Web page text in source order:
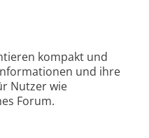
kompakt und
und ihre
Nutzer wie
Forum.